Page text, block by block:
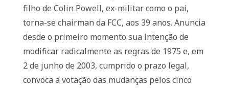
filho de Colin Powell, ex-militar como o pai,
torna-se chairman da FCC, aos 39 anos. Anuncia
desde o primeiro momento sua intenção de
modificar radicalmente as regras de 1975 e, em
2 de junho de 2003, cumprido o prazo legal,
convoca a votação das mudanças pelos cinco